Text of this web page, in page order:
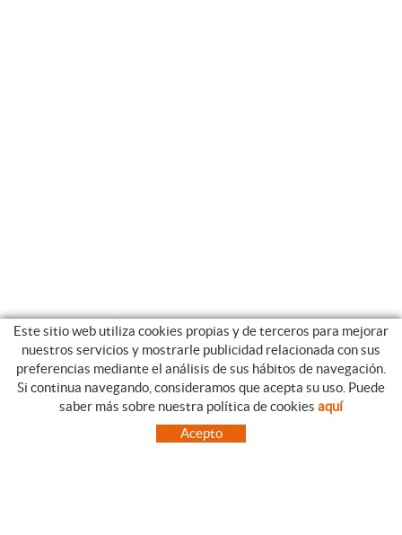
CATEGORIAS GUIA DE COMPRA
CONDICIONES DE COMPRA
PAGO
Este sitio web utiliza cookies propias y de terceros para mejorar
nuestros servicios y mostrarle publicidad relacionada con sus
preferencias mediante el análisis de sus hábitos de navegación.
Si continua navegando, consideramos que acepta su uso. Puede
saber más sobre nuestra política de cookies aquí
Acepto